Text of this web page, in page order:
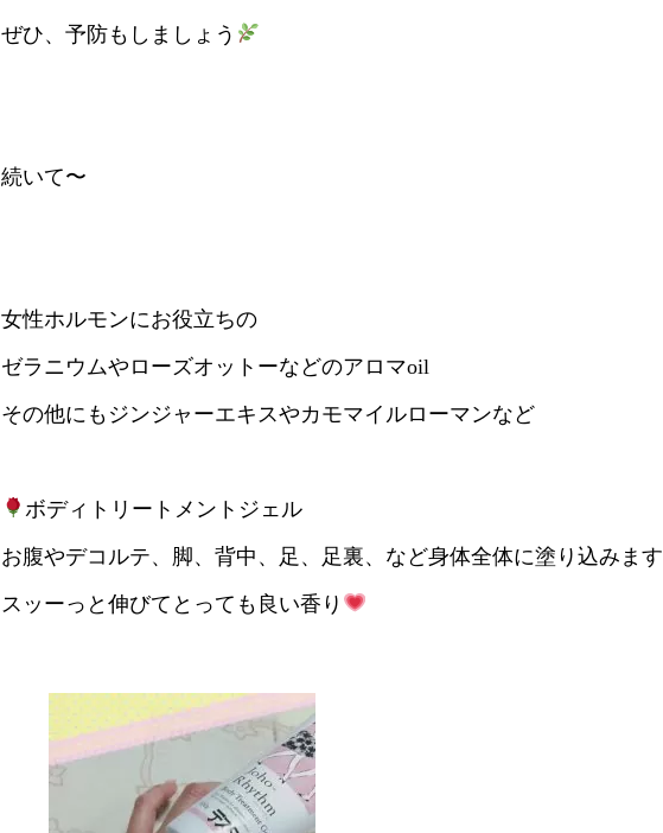
ぜひ、予防もしましょう
続いて〜
女性ホルモンにお役立ちの
ゼラニウムやローズオットーなどのアロマoil
その他にもジンジャーエキスやカモマイルローマンなど
ボディトリートメントジェル
お腹やデコルテ、脚、背中、足、足裏、など身体全体に塗り込みます
スッーっと伸びてとっても良い香り